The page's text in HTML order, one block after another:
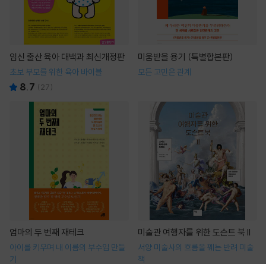
임신 출산 육아 대백과 최신개정판
초보 부모를 위한 육아 바이블
8.7 ( 27)
미움받을 용기 (특별합본판)
모든 고민은 관계
엄마의 두 번째 재테크
아이를 키우며 내 이름의 부수입 만들
기
미술관 여행자를 위한 도슨트 북 II
서양 미술사의 흐름을 꿰는 반려 미술
책